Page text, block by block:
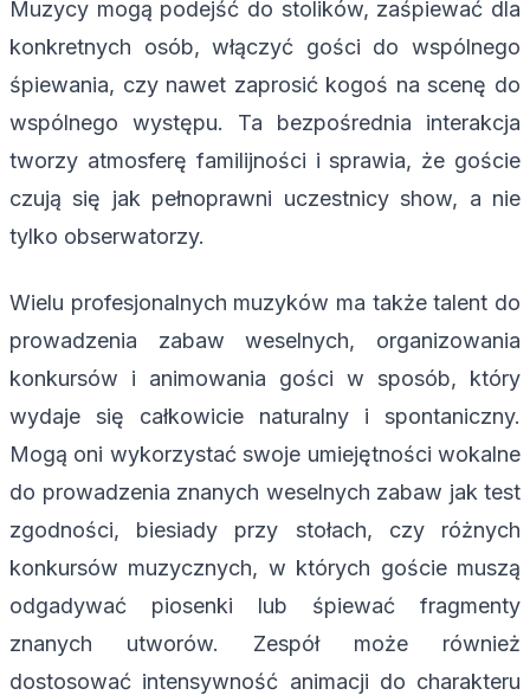
Muzycy mogą podejść do stolików, zaśpiewać dla
konkretnych osób, włączyć gości do wspólnego
śpiewania, czy nawet zaprosić kogoś na scenę do
wspólnego występu. Ta bezpośrednia interakcja
tworzy atmosferę familijności i sprawia, że goście
czują się jak pełnoprawni uczestnicy show, a nie
tylko obserwatorzy.
Wielu profesjonalnych muzyków ma także talent do
prowadzenia zabaw weselnych, organizowania
konkursów i animowania gości w sposób, który
wydaje się całkowicie naturalny i spontaniczny.
Mogą oni wykorzystać swoje umiejętności wokalne
do prowadzenia znanych weselnych zabaw jak test
zgodności, biesiady przy stołach, czy różnych
konkursów muzycznych, w których goście muszą
odgadywać piosenki lub śpiewać fragmenty
znanych utworów. Zespół może również
dostosować intensywność animacji do charakteru